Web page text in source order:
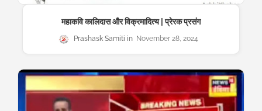
महाकवि कालिदास और विक्रमादित्य | प्रेरक प्रसंग
Prashask Samiti November 28, 2024